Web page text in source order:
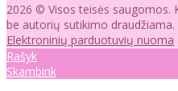
2026 © Visos teisės saugomos.
be autorių sutikimo draudžiama.
Elektroninių parduotuvių nuoma
Rašyk
Skambink